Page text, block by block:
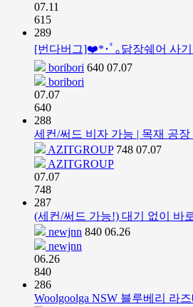
07.11
615
289
[번다버그]❤️*･ﾟ｡닭장쉐어 사
boribori 640 07.07
boribori
07.07
640
288
세컨/써드 비자 가능 | 목재 공
AZITGROUP 748 07.07
AZITGROUP
07.07
748
287
(세컨/써드 가능!) 대기 없이 바
newjnn 840 06.26
newjnn
06.26
840
286
Woolgoolga NSW 블루베리 라